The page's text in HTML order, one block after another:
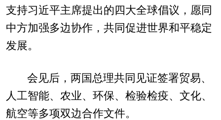
支持习近平主席提出的四大全球倡议，愿同
中方加强多边协作，共同促进世界和平稳定
发展。
会见后，两国总理共同见证签署贸易、
人工智能、农业、环保、检验检疫、文化、
航空等多项双边合作文件。